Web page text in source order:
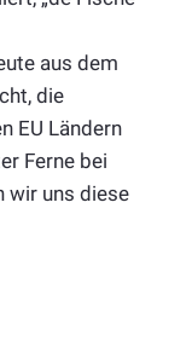
aus dem
die
EU Ländern
Ferne bei
wir uns diese